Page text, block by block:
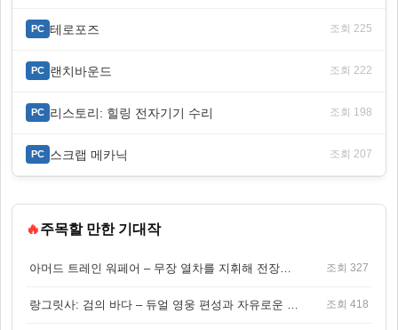
PC 테로포즈 조회 225
PC 랜치바운드 조회 222
PC 리스토리: 힐링 전자기기 수리 조회 198
PC 스크랩 메카닉 조회 207
🔥주목할 만한 기대작
조회 327
조회 418